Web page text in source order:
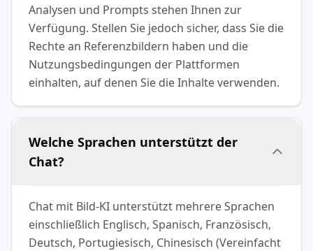
Analysen und Prompts stehen Ihnen zur
Verfügung. Stellen Sie jedoch sicher, dass Sie die
Rechte an Referenzbildern haben und die
Nutzungsbedingungen der Plattformen
einhalten, auf denen Sie die Inhalte verwenden.
Welche Sprachen unterstützt der
Chat?
Chat mit Bild-KI unterstützt mehrere Sprachen
einschließlich Englisch, Spanisch, Französisch,
Deutsch, Portugiesisch, Chinesisch (Vereinfacht